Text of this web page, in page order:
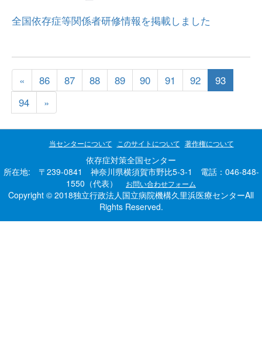
全国依存症等関係者研修情報を掲載しました
« 86 87 88 89 90 91 92
93
94
»
当センターについて このサイトについて 著作権について
依存症対策全国センター
所在地: 〒239-0841 神奈川県横須賀市野比5-3-1 電話：046-848-
1550（代表）
お問い合わせフォーム
Copyright © 2018独立行政法人国立病院機構久里浜医療センターAll
Rights Reserved.